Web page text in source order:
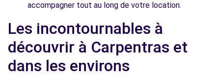
accompagner tout au long de votre location.
Les incontournables à
découvrir à Carpentras et
dans les environs